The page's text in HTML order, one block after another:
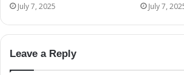
July 7, 2025 July 7,
Leave a Reply